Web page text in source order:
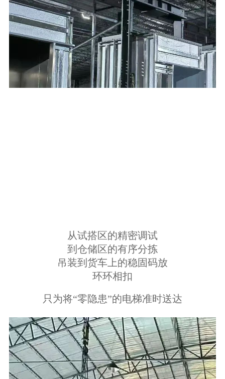
从试搭区的精密调试
到仓储区的有序分拣
吊装到货车上的稳固码放
环环相扣
只为将“零隐患”的电梯准时送达